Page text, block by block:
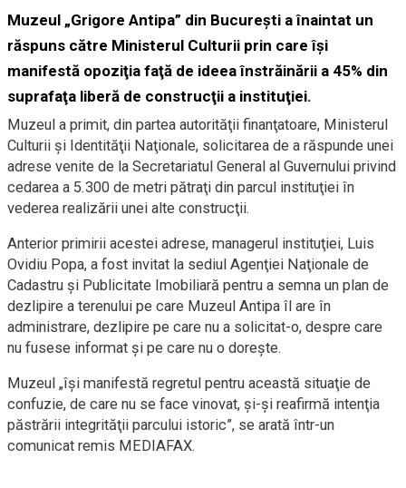
Muzeul „Grigore Antipa” din Bucureşti a înaintat un
răspuns către Ministerul Culturii prin care îşi
manifestă opoziţia faţă de ideea înstrăinării a 45% din
suprafaţa liberă de construcţii a instituţiei.
Muzeul a primit, din partea autorităţii finanţatoare, Ministerul
Culturii şi Identităţii Naţionale, solicitarea de a răspunde unei
adrese venite de la Secretariatul General al Guvernului privind
cedarea a 5.300 de metri pătraţi din parcul instituţiei în
vederea realizării unei alte construcţii.
Anterior primirii acestei adrese, managerul instituţiei, Luis
Ovidiu Popa, a fost invitat la sediul Agenţiei Naţionale de
Cadastru şi Publicitate Imobiliară pentru a semna un plan de
dezlipire a terenului pe care Muzeul Antipa îl are în
administrare, dezlipire pe care nu a solicitat-o, despre care
nu fusese informat şi pe care nu o doreşte.
Muzeul „îşi manifestă regretul pentru această situaţie de
confuzie, de care nu se face vinovat, şi-şi reafirmă intenţia
păstrării integrităţii parcului istoric”, se arată într-un
comunicat remis MEDIAFAX.